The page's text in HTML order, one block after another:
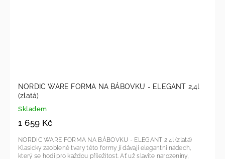
NORDIC WARE FORMA NA BÁBOVKU - ELEGANT 2,4l
(zlatá)
Skladem
1 659 Kč
NORDIC WARE FORMA NA BÁBOVKU - ELEGANT 2,4l (zlatá)
Klasicky zaoblené tvary této formy jí dávají elegantní nádech,
který se hodí pro každou příležitost. Ať už slavíte narozeniny,